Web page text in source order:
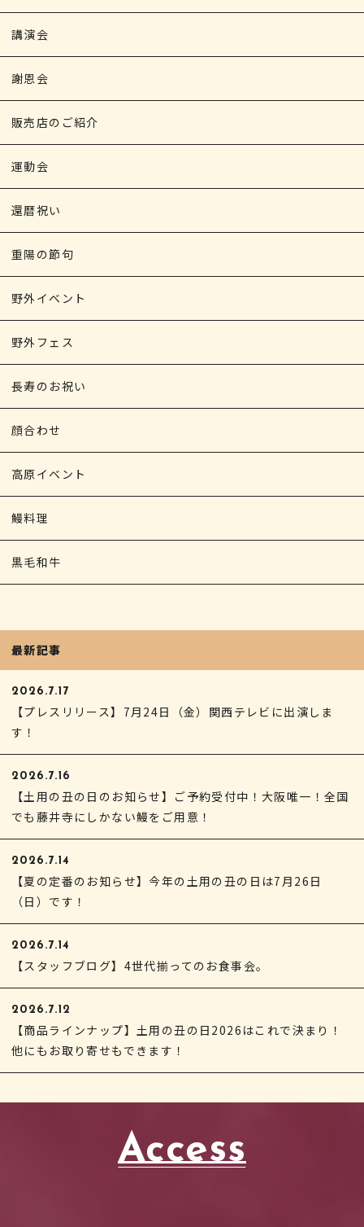
講演会
謝恩会
販売店のご紹介
運動会
還暦祝い
重陽の節句
野外イベント
野外フェス
長寿のお祝い
顔合わせ
高原イベント
鰻料理
黒毛和牛
最新記事
2026.7.17
【プレスリリース】7月24日（金）関西テレビに出演しま
す！
2026.7.16
【土用の丑の日のお知らせ】ご予約受付中！大阪唯一！全国
でも藤井寺にしかない鰻をご用意！
2026.7.14
【夏の定番のお知らせ】今年の土用の丑の日は7月26日
（日）です！
2026.7.14
【スタッフブログ】4世代揃ってのお食事会。
2026.7.12
【商品ラインナップ】土用の丑の日2026はこれで決まり！
他にもお取り寄せもできます！
Access